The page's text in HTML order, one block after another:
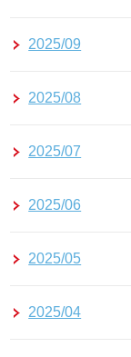
2025/09
2025/08
2025/07
2025/06
2025/05
2025/04